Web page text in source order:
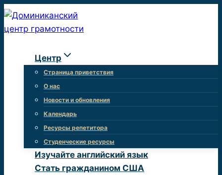
Перейти
контенту
Центр
Страница приветствия
О нас
Новости и обновления
Календарь
Ресурсы репетитора
Студенческие ресурсы
Изучайте английский язык
Стать гражданином США